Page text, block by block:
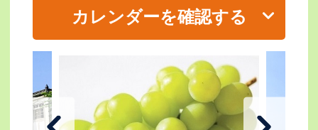
カレンダーを確認する